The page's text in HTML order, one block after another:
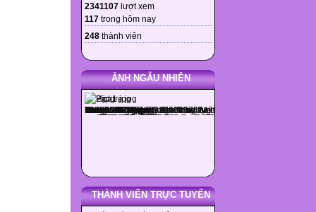
2341107 lượt xem
117 trong hôm nay
248 thành viên
ẢNH NGẪU NHIÊN
THÀNH VIÊN TRỰC TUYẾN